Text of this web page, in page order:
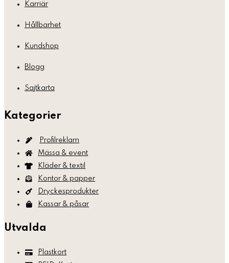
Karriär
Hållbarhet
Kundshop
Blogg
Sajtkarta
Kategorier
Profilreklam
Mässa & event
Kläder & textil
Kontor & papper
Dryckesprodukter
Kassar & påsar
Utvalda
Plastkort